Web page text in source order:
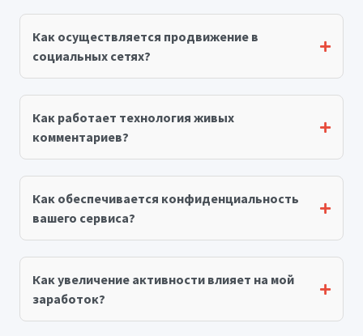
Как осуществляется продвижение в
социальных сетях?
Как работает технология живых
комментариев?
Как обеспечивается конфиденциальность
вашего сервиса?
Как увеличение активности влияет на мой
заработок?